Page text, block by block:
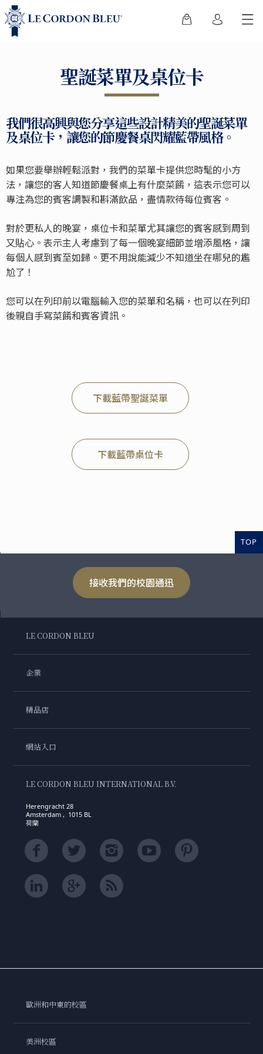
聖誕菜單及桌位卡
我們很高興與您分享這些設計精美的聖誕菜單
及桌位卡，讓您的節慶餐桌閃耀藍帶風格。
如果您要舉辦輕鬆派對，我們的菜單卡提供您時髦的小方
法，讓您的客人知道節慶餐桌上有什麼菜餚，這表示您可以
專注為您的賓客調製和斟滿飲品，盡情款待每位賓客。
對於更私人的晚宴，桌位卡和菜單尤其讓您的賓客感到周到
又貼心。表示主人考慮到了每一個晚宴細節並增添風格，讓
每個人感到賓至如歸。更不用說能減少不知道坐在哪兒的尷
尬了！
您可以在列印前以電腦輸入您的菜單和名稱，也可以在列印
後親自手寫菜餚和賓客資訊。
下載藍帶聖誕菜單
下載藍帶桌位卡
TOP
接收我們的校園通迅
LE CORDON BLEU
企業
精品店
網站入口
LE CORDON BLEU INTERNATIONAL B.V.
Herengracht 28
Amsterdam , 1015 BL
荷蘭
歐洲和中東的校區
美洲校區